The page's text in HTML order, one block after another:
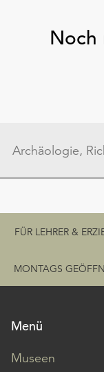
Noch
FÜR LEHRER &
MONTAGS
Menü
Museen